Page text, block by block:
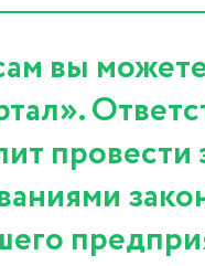
вы
провести